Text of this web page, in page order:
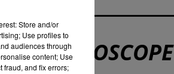
L'HOROSCOPE
Store and/or
Use profiles to
audiences through
content; Use
fraud, and fix errors;